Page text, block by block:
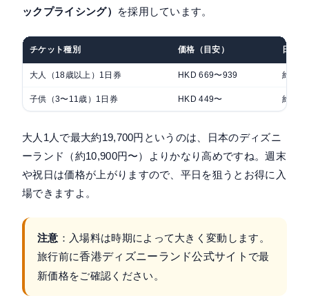
ックプライシング）
を採用しています。
チケット種別 価格（目安） 日本
大人（18歳以上）1日券 HKD 669〜939 約
子供（3〜11歳）1日券 HKD 449〜 約
大人1人で最大約19,700円というのは、日本のディズニ
ーランド（約10,900円〜）よりかなり高めですね。週末
や祝日は価格が上がりますので、平日を狙うとお得に入
場できますよ。
注意 ：入場料は時期によって大きく変動します。
旅行前に香港ディズニーランド公式サイト で最
新価格をご確認ください。